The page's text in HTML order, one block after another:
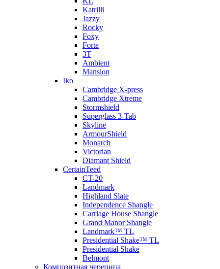
Katrilli
Jazzy
Rocky
Foxy
Forte
3T
Ambient
Mansion
Iko
Cambridge X-press
Cambridge Xtreme
Stormshield
Superglass 3-Tab
Skyline
ArmourShield
Monarch
Victorian
Diamant Shield
CertainTeed
CT-20
Landmark
Highland Slate
Independence Shangle
Carriage House Shangle
Grand Manor Shangle
Landmark™ TL
Presidential Shake™ TL
Presidential Shake
Belmont
Композитная черепица